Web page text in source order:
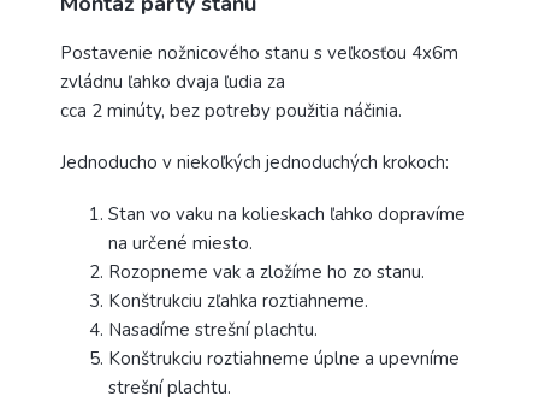
Postavenie nožnicového stanu s veľkosťou 4x6m
zvládnu ľahko dvaja ľudia za
cca 2 minúty, bez potreby použitia náčinia.
Jednoducho v niekoľkých jednoduchých krokoch:
Stan vo vaku na kolieskach ľahko dopravíme
na určené miesto.
Rozopneme vak a zložíme ho zo stanu.
Konštrukciu zľahka roztiahneme.
Nasadíme strešní plachtu.
Konštrukciu roztiahneme úplne a upevníme
strešní plachtu.